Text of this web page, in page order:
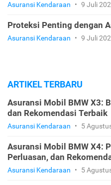
Asuransi Kendaraan • 9 Juli
Proteksi Penting dengan
Asuransi Kendaraan • 9 Juli
ARTIKEL TERBARU
Asuransi Mobil BMW X3:
dan Rekomendasi Terbaik
Asuransi Kendaraan • 5
Asuransi Mobil BMW X4:
Perluasan, dan
Asuransi Kendaraan • 5